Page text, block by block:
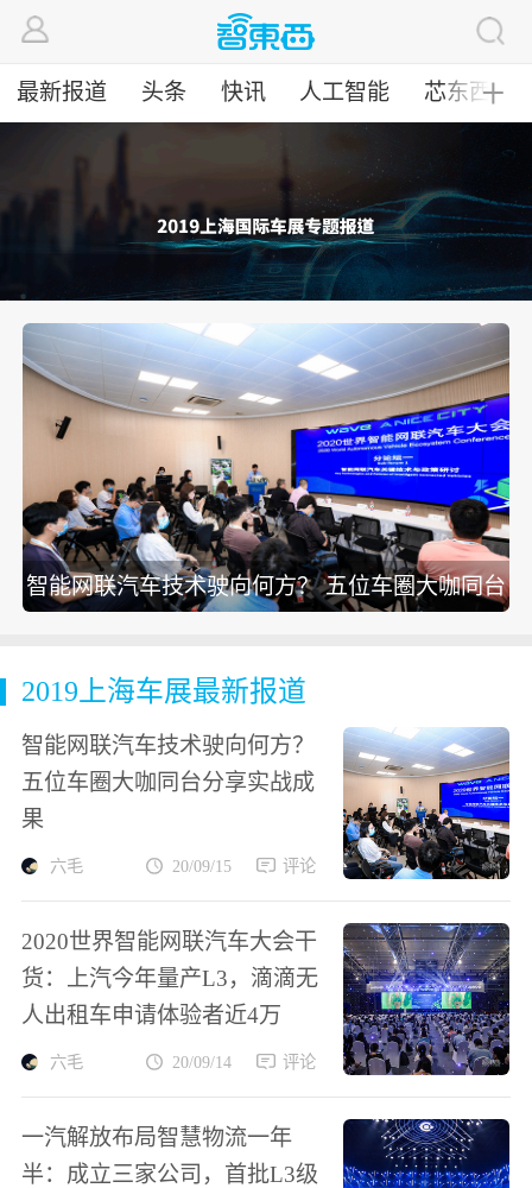
最新报道 头条 快讯 人工智能 芯东西╋
智能网联汽车技术驶向何方？ 五位车圈大咖同台
2019上海车展最新报道
智能网联汽车技术驶向何方？
五位车圈大咖同台分享实战成
果
六毛 20/09/15 评论
2020世界智能网联汽车大会干
货：上汽今年量产L3，滴滴无
人出租车申请体验者近4万
六毛 20/09/14 评论
一汽解放布局智慧物流一年
半：成立三家公司，首批L3级